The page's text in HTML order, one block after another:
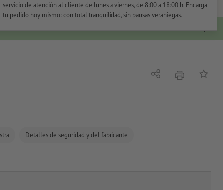
servicio de atención al cliente de lunes a viernes, de 8:00 a 18:00 h. Encarga
tu pedido hoy mismo: con total tranquilidad, sin pausas veraniegas.
Detalles de seguridad y del fabricante
CompartirimprimirAñadir